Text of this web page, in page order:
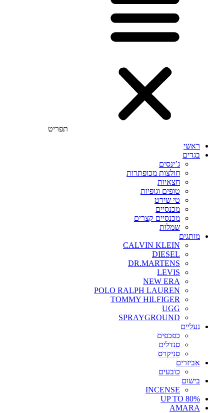
תפריט
ראשי
בגדים
ג’ינסים
חולצות מכופתרות
חצאיות
טופים וגופיות
טי שירט
מכנסיים
מכנסיים קצרים
שמלות
מותגים
CALVIN KLEIN
DIESEL
DR.MARTENS
LEVIS
NEW ERA
POLO RALPH LAUREN
TOMMY HILFIGER
UGG
SPRAYGROUND
נעליים
כפכפים
סנדלים
סניקרס
אביזרים
כובעים
בישום
INCENSE
UP TO 80%
AMARA